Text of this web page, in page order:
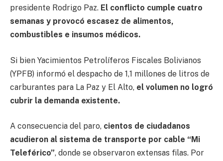
presidente Rodrigo Paz. El conflicto cumple cuatro
semanas y provocó escasez de alimentos,
combustibles e insumos médicos.
Si bien Yacimientos Petrolíferos Fiscales Bolivianos
(YPFB) informó el despacho de 1,1 millones de litros de
carburantes para La Paz y El Alto, el volumen no logró
cubrir la demanda existente.
A consecuencia del paro, cientos de ciudadanos
acudieron al sistema de transporte por cable “Mi
Teleférico”, donde se observaron extensas filas. Por